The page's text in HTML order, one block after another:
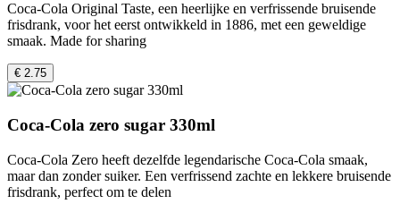
Coca-Cola Original Taste, een heerlijke en verfrissende bruisende
frisdrank, voor het eerst ontwikkeld in 1886, met een geweldige
smaak. Made for sharing
€ 2.75
Coca-Cola zero sugar 330ml
Coca-Cola Zero heeft dezelfde legendarische Coca-Cola smaak,
maar dan zonder suiker. Een verfrissend zachte en lekkere bruisende
frisdrank, perfect om te delen